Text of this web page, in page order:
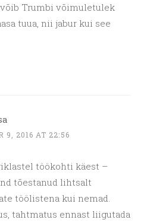
Trumbi võimuletulek
tuua, nii jabur kui see
9, 2016 AT 22:56
töökohti käest –
tõestanud lihtsalt
töölistena kui nemad.
tahtmatus ennast liigutada